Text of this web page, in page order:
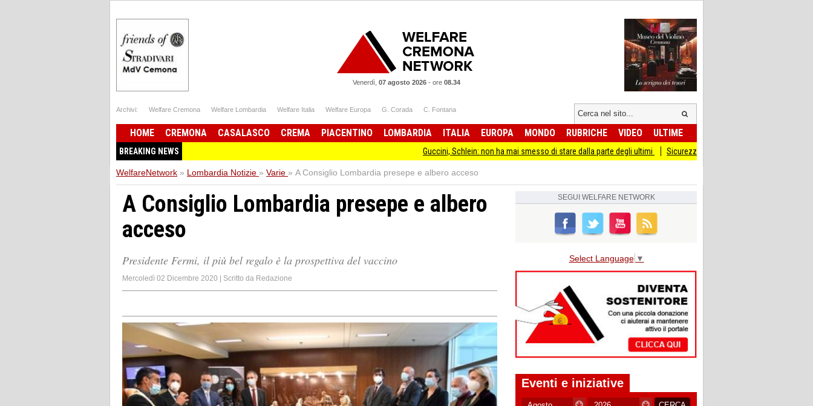
Venerdì, 07 agosto 2026 - ore 08.34
Archivi: Welfare Cremona Welfare Lombardia Welfare Italia Welfare Europa G. Corada C. Fontana
HOME CREMONA CASALASCO CREMA PIACENTINO LOMBARDIA ITALIA EUROPA MONDO RUBRICHE VIDEO ULTIME
BREAKING NEWS Guccini, Schlein: non ha mai smesso di stare dalla parte degli ultimi Sicurezza I Giovani Democratici ribattono ai Giovani di
WelfareNetwork » Lombardia Notizie » Varie » A Consiglio Lombardia presepe e albero acceso
A Consiglio Lombardia presepe e albero
acceso
Presidente Fermi, il più bel regalo è la prospettiva del vaccino
Mercoledì 02 Dicembre 2020 | Scritto da Redazione
SEGUI WELFARE NETWORK
Select Language ▼
Eventi e iniziative